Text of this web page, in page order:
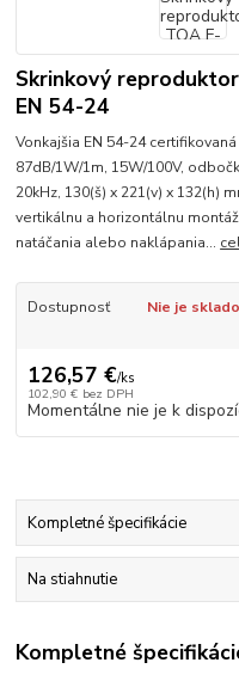
Skrinkový
EN 54-24
Vonkajšia EN 54-24
87dB/1W/1m, 15W/100V,
20kHz, 130(š) x 221(v) x 132(h)
vertikálnu a horizontálnu
natáčania alebo naklápania...
Dostupnosť Nie je
126,57 €/ks
102,90 € bez DPH
Momentálne nie je k
Kompletné špecifikácie
Na stiahnutie
Kompletné